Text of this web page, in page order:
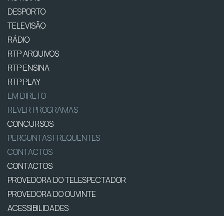
DESPORTO
TELEVISÃO
RÁDIO
RTP ARQUIVOS
RTP ENSINA
RTP PLAY
EM DIRETO
REVER PROGRAMAS
CONCURSOS
PERGUNTAS FREQUENTES
CONTACTOS
CONTACTOS
PROVEDORA DO TELESPECTADOR
PROVEDORA DO OUVINTE
ACESSIBILIDADES